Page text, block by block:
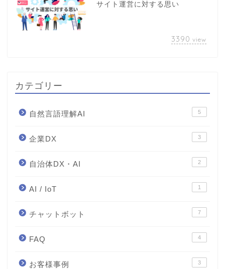
サイト運営に対する思い
3390 view
カテゴリー
自然言語理解AI 5
企業DX 3
自治体DX・AI 2
AI / IoT 1
チャットボット 7
FAQ 4
お客様事例 3